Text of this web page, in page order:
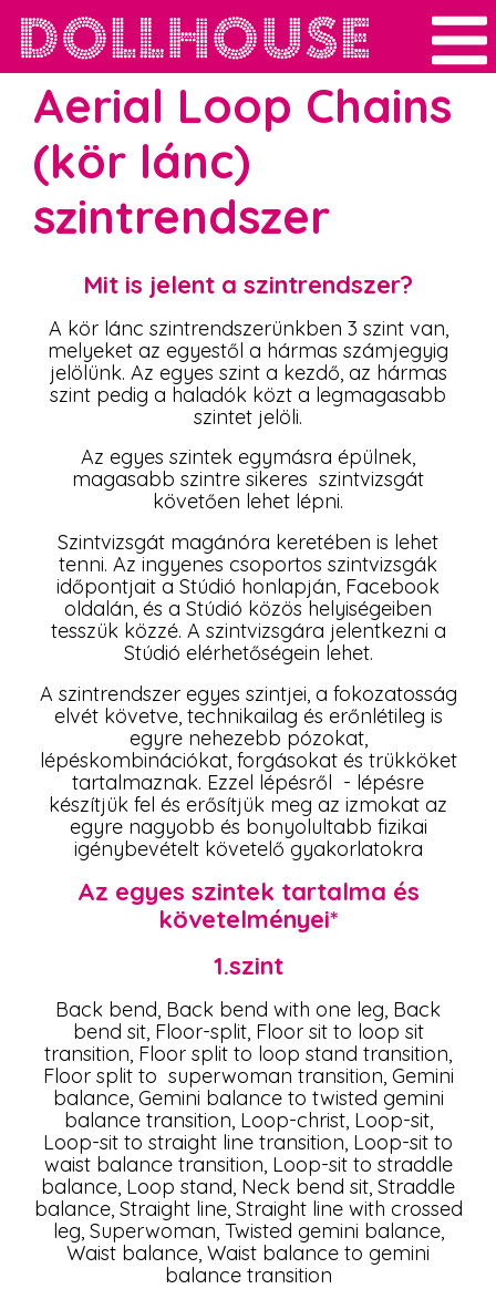
Aerial Loop Chains
(kör lánc)
szintrendszer
Mit is jelent a szintrendszer?
A kör lánc szintrendszerünkben 3 szint van,
melyeket az egyestől a hármas számjegyig
jelölünk. Az egyes szint a kezdő, az hármas
szint pedig a haladók közt a legmagasabb
szintet jelöli.
Az egyes szintek egymásra épülnek,
magasabb szintre sikeres szintvizsgát
követően lehet lépni.
Szintvizsgát magánóra keretében is lehet
tenni. Az ingyenes csoportos szintvizsgák
időpontjait a Stúdió honlapján, Facebook
oldalán, és a Stúdió közös helyiségeiben
tesszük közzé. A szintvizsgára jelentkezni a
Stúdió elérhetőségein lehet.
A szintrendszer egyes szintjei, a fokozatosság
elvét követve, technikailag és erőnlétileg is
egyre nehezebb pózokat,
lépéskombinációkat, forgásokat és trükköket
tartalmaznak. Ezzel lépésről - lépésre
készítjük fel és erősítjük meg az izmokat az
egyre nagyobb és bonyolultabb fizikai
igénybevételt követelő gyakorlatokra
Az egyes szintek tartalma és
követelményei*
1.szint
Back bend, Back bend with one leg, Back
bend sit, Floor-split, Floor sit to loop sit
transition, Floor split to loop stand transition,
Floor split to superwoman transition, Gemini
balance, Gemini balance to twisted gemini
balance transition, Loop-christ, Loop-sit,
Loop-sit to straight line transition, Loop-sit to
waist balance transition, Loop-sit to straddle
balance, Loop stand, Neck bend sit, Straddle
balance, Straight line, Straight line with crossed
leg, Superwoman, Twisted gemini balance,
Waist balance, Waist balance to gemini
balance transition